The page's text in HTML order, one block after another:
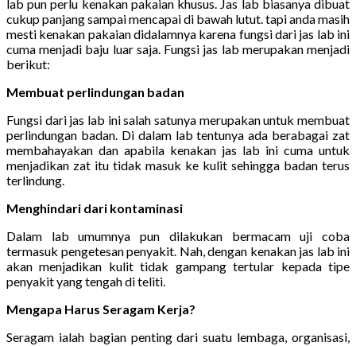
lab pun perlu kenakan pakaian khusus. Jas lab biasanya dibuat
cukup panjang sampai mencapai di bawah lutut. tapi anda masih
mesti kenakan pakaian didalamnya karena fungsi dari jas lab ini
cuma menjadi baju luar saja. Fungsi jas lab merupakan menjadi
berikut:
Membuat perlindungan badan
Fungsi dari jas lab ini salah satunya merupakan untuk membuat
perlindungan badan. Di dalam lab tentunya ada berabagai zat
membahayakan dan apabila kenakan jas lab ini cuma untuk
menjadikan zat itu tidak masuk ke kulit sehingga badan terus
terlindung.
Menghindari dari kontaminasi
Dalam lab umumnya pun dilakukan bermacam uji coba
termasuk pengetesan penyakit. Nah, dengan kenakan jas lab ini
akan menjadikan kulit tidak gampang tertular kepada tipe
penyakit yang tengah di teliti.
Mengapa Harus Seragam Kerja?
Seragam ialah bagian penting dari suatu lembaga, organisasi,